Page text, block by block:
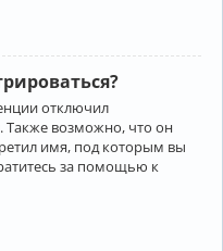
отключил
Также возможно, что он
имя, под которым вы
за помощью к